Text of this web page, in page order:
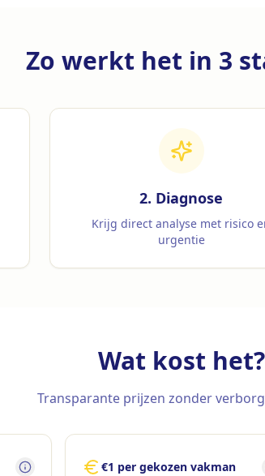
Zo werkt het in 3
2. Diagnose
Krijg direct analyse met risico
urgentie
Wat kost het?
Transparante prijzen zonder
€1 per gekozen vakman